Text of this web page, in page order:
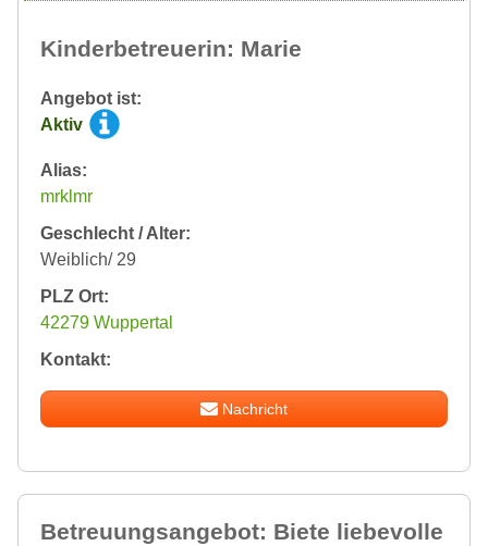
Kinderbetreuerin: Marie
Angebot ist:
Aktiv
Alias:
mrklmr
Geschlecht / Alter:
Weiblich/ 29
PLZ Ort:
42279 Wuppertal
Kontakt:
Nachricht
Betreuungsangebot: Biete liebevolle